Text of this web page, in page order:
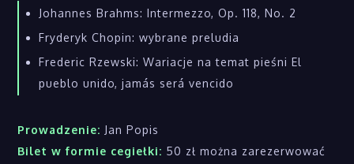
Johannes Brahms: Intermezzo, Op. 118, No. 2
Fryderyk Chopin: wybrane preludia
Frederic Rzewski: Wariacje na temat pieśni El
pueblo unido, jamás será vencido
Prowadzenie: Jan Popis
Bilet w formie cegiełki: 50 zł można zarezerwować